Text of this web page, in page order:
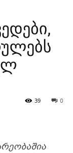
0
39